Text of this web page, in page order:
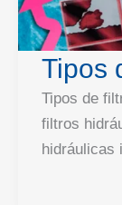
Tipos
Tipos de
filtros
hidráulicas